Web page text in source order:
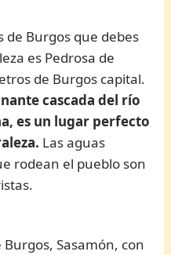
de Burgos que debes
es Pedrosa de
de Burgos capital.
cascada del río
es un lugar perfecto
Las aguas
rodean el pueblo son
Sasamón, con